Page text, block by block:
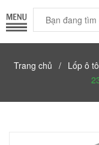
Trang chủ / Lốp ô tô